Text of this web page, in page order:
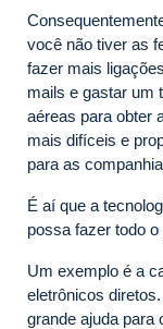
você não tiver as
fazer mais
mails e gastar um
aéreas para obter
mais difíceis e
para as
É aí que a
possa fazer todo
Um exemplo é a
eletrônicos
grande ajuda para